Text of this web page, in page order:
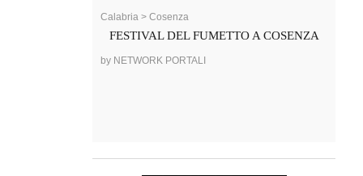
Calabria > Cosenza
FESTIVAL DEL FUMETTO A COSENZA
by NETWORK PORTALI